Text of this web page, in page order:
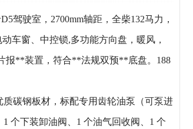
驾驶室，2700mm轴距，全柴132马力，
车窗、中控锁,多功能方向盘，暖风，
报**装置，符合**法规双预**底盘。188
质碳钢板材，标配专用齿轮油泵（可泵进
个下装卸油阀、1 个油气回收阀、1 个